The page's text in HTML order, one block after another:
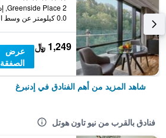
0.0 كيلومتر عن وسط المدينة
1,249 ﷼
عرض
الصفقة
شاهد المزيد من أهم الفنادق في إدنبرغ
فنادق بالقرب من نيو تاون هوتل